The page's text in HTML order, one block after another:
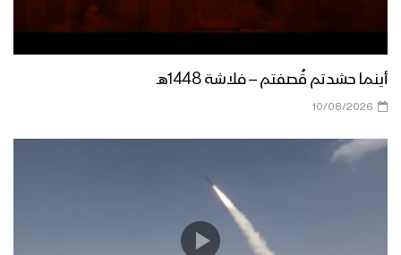
أينما حشدتم قُصفتم – فلاشة 1448هـ
10/08/2026